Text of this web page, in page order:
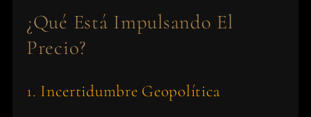
¿Qué Está Impulsando El
Precio?
1. Incertidumbre Geopolítica